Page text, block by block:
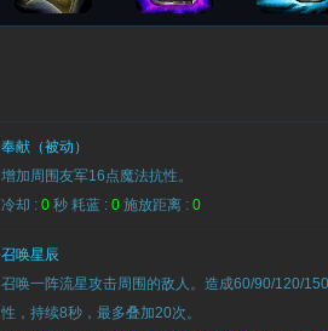
奉献（被动）
增加周围友军16点魔法抗性。
冷却 :0 秒 耗蓝 :0 施放距离 :0
召唤星辰
召唤一阵流星攻击周围的敌人。造成60/90/120/
性，持续8秒，最多叠加20次。